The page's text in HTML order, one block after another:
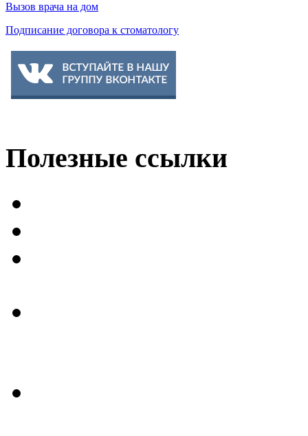
Вызов врача на дом
Подписание договора к стоматологу
Полезные ссылки